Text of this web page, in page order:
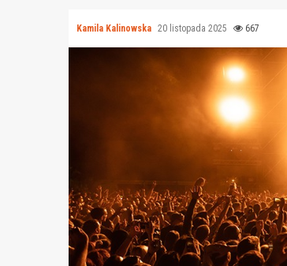
Kamila Kalinowska 20 listopada 2025 667